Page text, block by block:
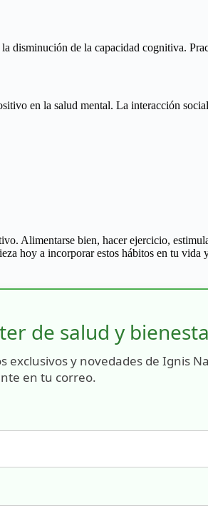
disminución de la capacidad cognitiva.
en la salud mental. La interacción
Alimentarse bien, hacer ejercicio,
hoy a incorporar estos hábitos en tu
de salud y
exclusivos y novedades de Ignis
en tu correo.